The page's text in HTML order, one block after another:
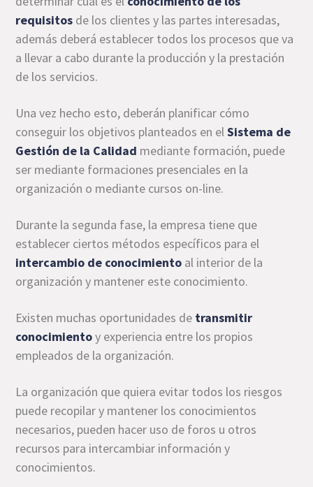
requisitos de los clientes y las partes interesadas,
además deberá establecer todos los procesos que va
a llevar a cabo durante la producción y la prestación
de los servicios.
Una vez hecho esto, deberán planificar cómo
conseguir los objetivos planteados en elSistema de
Gestión de la Calidad mediante formación, puede
ser mediante formaciones presenciales en la
organización o mediante cursos on-line.
Durante la segunda fase, la empresa tiene que
establecer ciertos métodos específicos para el
intercambio de conocimiento al interior de la
organización y mantener este conocimiento.
Existen muchas oportunidades de transmitir
conocimientoy experiencia entre los propios
empleados de la organización.
La organización que quiera evitar todos los riesgos
puede recopilar y mantener los conocimientos
necesarios, pueden hacer uso de foros u otros
recursos para intercambiar información y
conocimientos.